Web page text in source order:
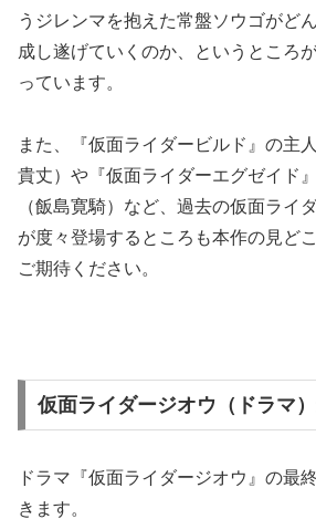
うジレンマを抱えた常盤ソウゴがど
成し遂げていくのか、というところ
っています。
また、『仮面ライダービルド』の主
貴丈）や『仮面ライダーエグゼイド
（飯島寛騎）など、過去の仮面ライ
が度々登場するところも本作の見ど
ご期待ください。
仮面ライダージオウ（ドラマ
ドラマ『仮面ライダージオウ』の最
きます。